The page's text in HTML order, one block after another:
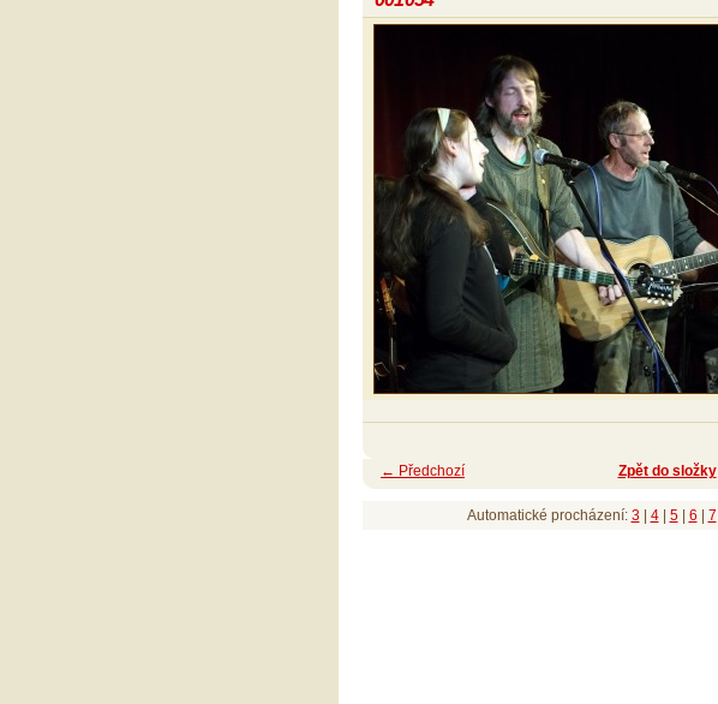
← Předchozí Zpět do složky
Automatické procházení: 3| 4| 5| 6 7